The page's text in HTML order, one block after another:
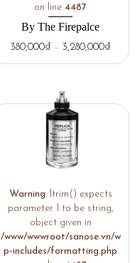
on line 4487
By The Firepalce
380,000₫ – 3,280,000₫
Warning: ltrim() expects
parameter 1 to be string,
object given in
/www/wwwroot/sanose.vn/w
p-includes/formatting.php